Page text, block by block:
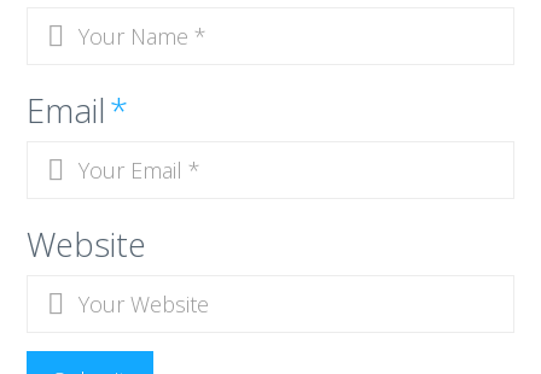
Email*
Website